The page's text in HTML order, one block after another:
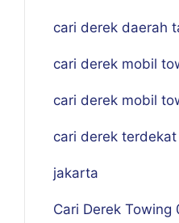
cari derek daerah
cari derek mobil
cari derek mobil
cari derek
jakarta
Cari Derek